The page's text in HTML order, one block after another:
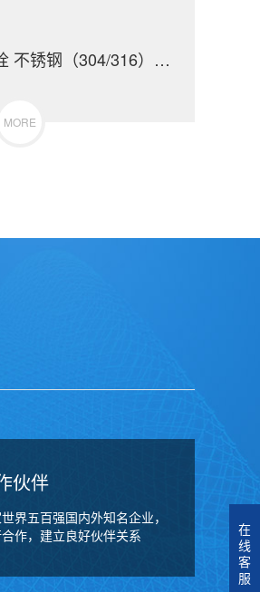
晋州内六角平头螺栓 不锈钢（304/316）碳钢 合金钢
MORE
伙伴
界五百强国内外知名企业，
作，建立良好伙伴关系
在
线
客
服